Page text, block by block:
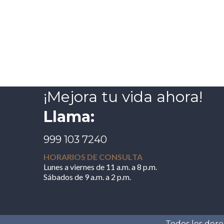
¡Mejora tu vida ahora!
Llama:
999 103 7240
HORARIOS DE CONSULTA
Lunes a viernes de 11 a.m. a 8 p.m.
Sábados de 9 a.m. a 2 p.m.